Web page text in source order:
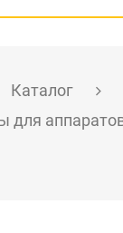
Каталог
для